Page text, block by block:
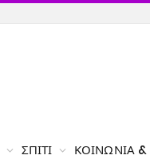
ΣΠΊΤΙ ΚΟΙΝΩΝΊΑ &